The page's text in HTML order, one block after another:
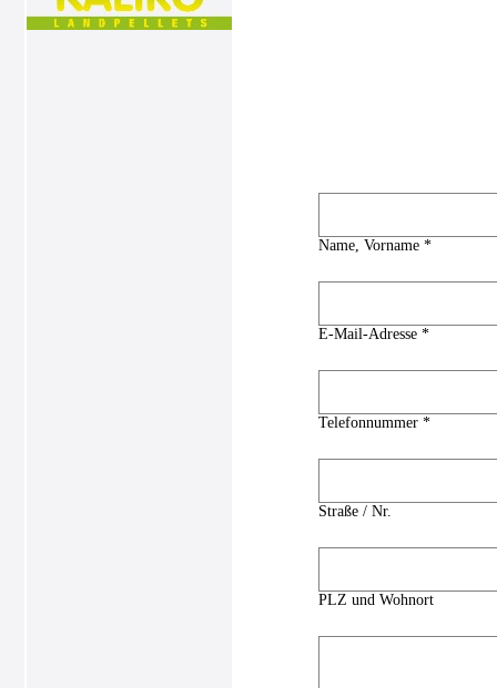
Name, Vorname *
E-Mail-Adresse *
Telefonnummer *
Straße / Nr.
PLZ und Wohnort